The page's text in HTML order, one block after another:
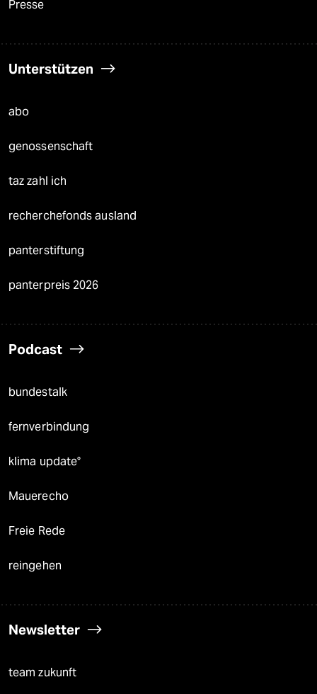
Presse
Unterstützen
abo
genossenschaft
taz zahl ich
recherchefonds ausland
panterstiftung
panterpreis 2026
Podcast
bundestalk
fernverbindung
klima update°
Mauerecho
Freie Rede
reingehen
Newsletter
team zukunft